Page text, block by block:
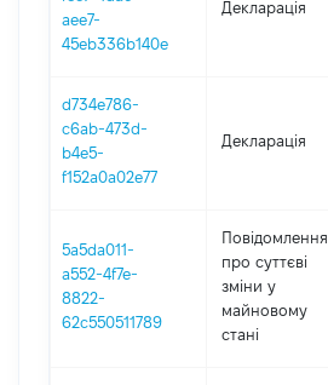
aee7-
45eb336b140e
Декларація
d734e786-
c6ab-473d-
b4e5-
f152a0a02e77
Декларація
5a5da011-
a552-4f7e-
8822-
62c550511789
Повідомлення
про суттєві
зміни y
майновому
стані